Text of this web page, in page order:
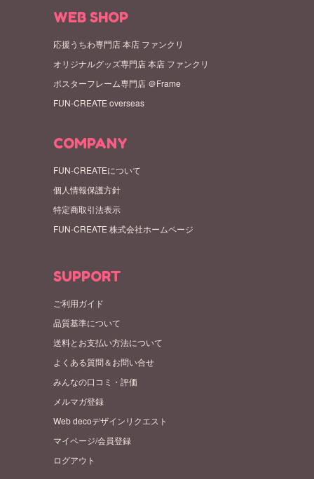
WEB SHOP
応援うちわ専門店 本店 ファンクリ
オリジナルグッズ専門店 本店 ファンクリ
ポスターフレーム専門店 ＠Frame
FUN-CREATE overseas
COMPANY
FUN-CREATEについて
個人情報保護方針
特定商取引法表示
FUN-CREATE 株式会社ホームページ
SUPPORT
ご利用ガイド
品質基準について
送料とお支払い方法について
よくある質問＆お問い合せ
みんなの口コミ・評価
メルマガ登録
Web decoデザインリクエスト
マイページ/会員登録
ログアウト